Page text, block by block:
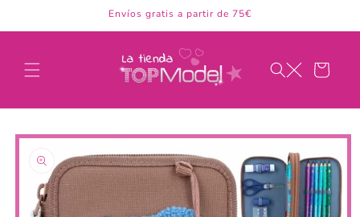
al contenido
Envíos gratis a partir de 75€
Carrito
directamente
información
del producto